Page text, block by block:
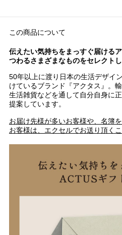
この商品について
伝えたい気持ちをまっすぐ届ける
つわるさまざまなものをセレクト
50年以上に渡り日本の生活デザイ
けているブランド『アクタス』。
生活雑貨などを通して自分自身に
提案しています。
お届け先様が多いお客様や、名簿
お客様は、エクセルでお送り頂くこ